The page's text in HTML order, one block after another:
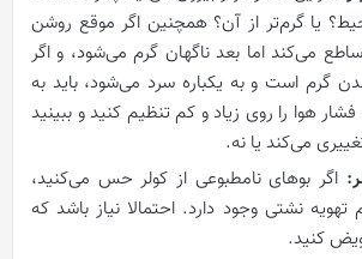
یا گرم‌تر از آن؟ همچنین اگر موقع روشن
می‌کند اما بعد ناگهان گرم می‌شود، و اگر
گرم است و به یکباره سرد می‌شود، باید به
هوا را روی زیاد و کم تنظیم کنید و ببینید
می‌کند یا نه.
اگر بوهای نامطبوعی از کولر حس می‌کنید،
نشتی وجود دارد. احتمالا نیاز باشد که
کنید.